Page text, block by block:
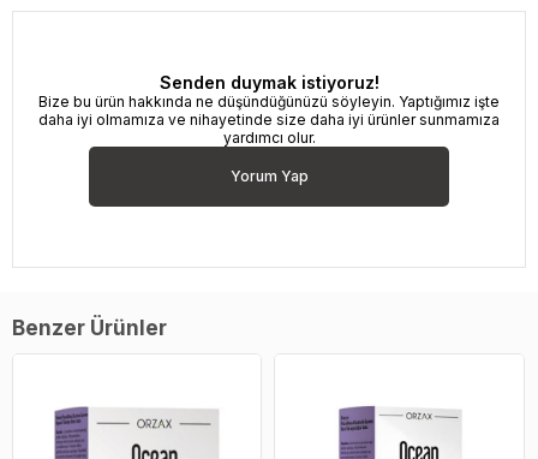
Senden duymak istiyoruz!
Bize bu ürün hakkında ne düşündüğünüzü söyleyin. Yaptığımız işte
daha iyi olmamıza ve nihayetinde size daha iyi ürünler sunmamıza
yardımcı olur.
Yorum Yap
Benzer Ürünler